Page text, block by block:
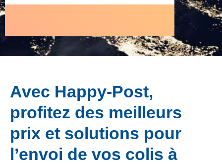
Avec Happy-Post,
profitez des meilleurs
prix et solutions pour
l’envoi de vos colis à